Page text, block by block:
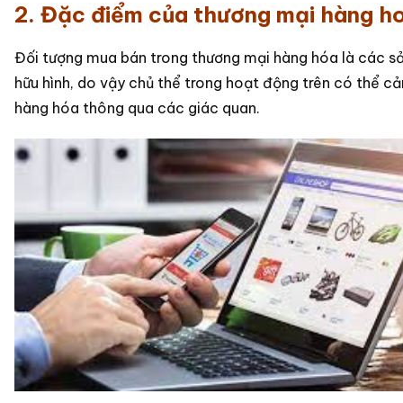
2. Đặc điểm của thương mại hàng
Đối tượng mua bán trong thương mại hàng hóa là các
hữu hình, do vậy chủ thể trong hoạt động trên có thể
hàng hóa thông qua các giác quan.